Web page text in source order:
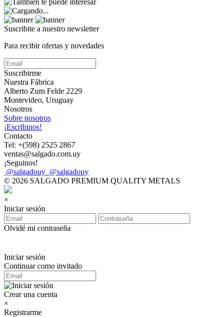
Suscribite a nuestro newsletter
Para recibir ofertas y novedades
Suscribirme
Nuestra Fábrica
Alberto Zum Felde 2229
Montevideo, Uruguay
Nosotros
Sobre nosotros
¡Escribinos!
Contacto
Tel: +(598) 2525 2867
ventas@salgado.com.uy
¡Seguinos!
@salgadouy @salgadouy
© 2026 SALGADO PREMIUM QUALITY METALS
×
Iniciar sesión
Olvidé mi contraseña
Iniciar sesión
Continuar como invitado
Crear una cuenta
×
Registrarme